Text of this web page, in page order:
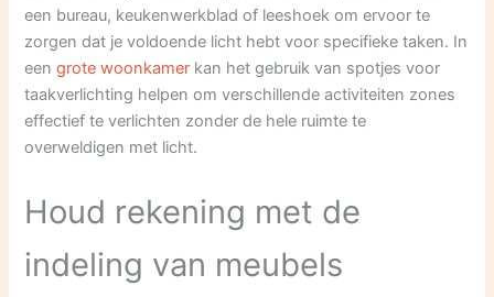
een bureau, keukenwerkblad of leeshoek om ervoor te
zorgen dat je voldoende licht hebt voor specifieke taken. In
eengrote woonkamer kan het gebruik van spotjes voor
taakverlichting helpen om verschillende activiteiten zones
effectief te verlichten zonder de hele ruimte te
overweldigen met licht.
Houd rekening met de
indeling van meubels